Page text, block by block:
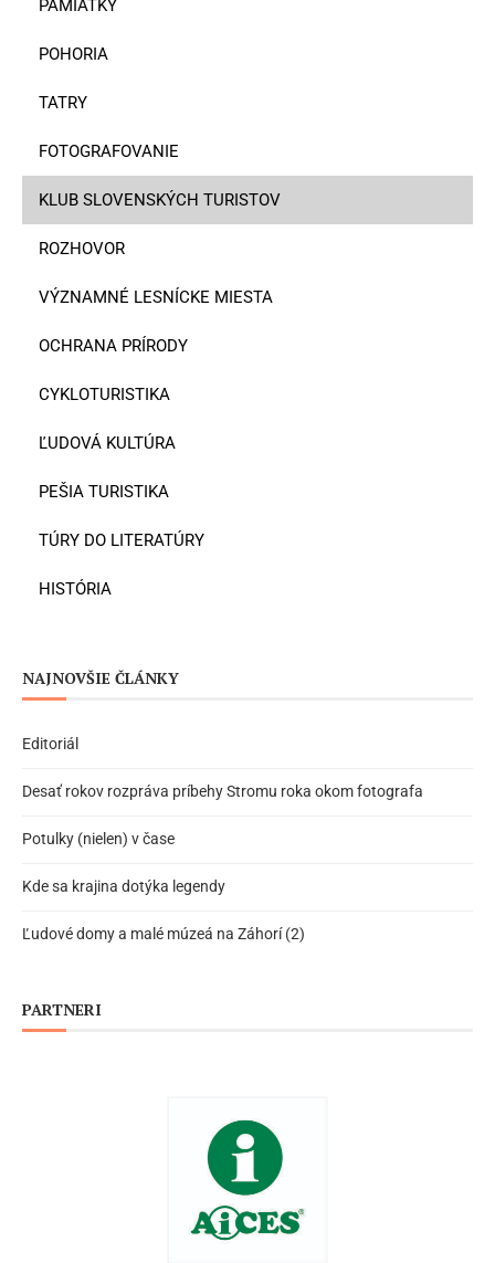
PAMIATKY
POHORIA
TATRY
FOTOGRAFOVANIE
KLUB SLOVENSKÝCH TURISTOV
ROZHOVOR
VÝZNAMNÉ LESNÍCKE MIESTA
OCHRANA PRÍRODY
CYKLOTURISTIKA
ĽUDOVÁ KULTÚRA
PEŠIA TURISTIKA
TÚRY DO LITERATÚRY
HISTÓRIA
NAJNOVŠIE ČLÁNKY
Editoriál
Desať rokov rozpráva príbehy Stromu roka okom fotografa
Potulky (nielen) v čase
Kde sa krajina dotýka legendy
Ľudové domy a malé múzeá na Záhorí (2)
PARTNERI